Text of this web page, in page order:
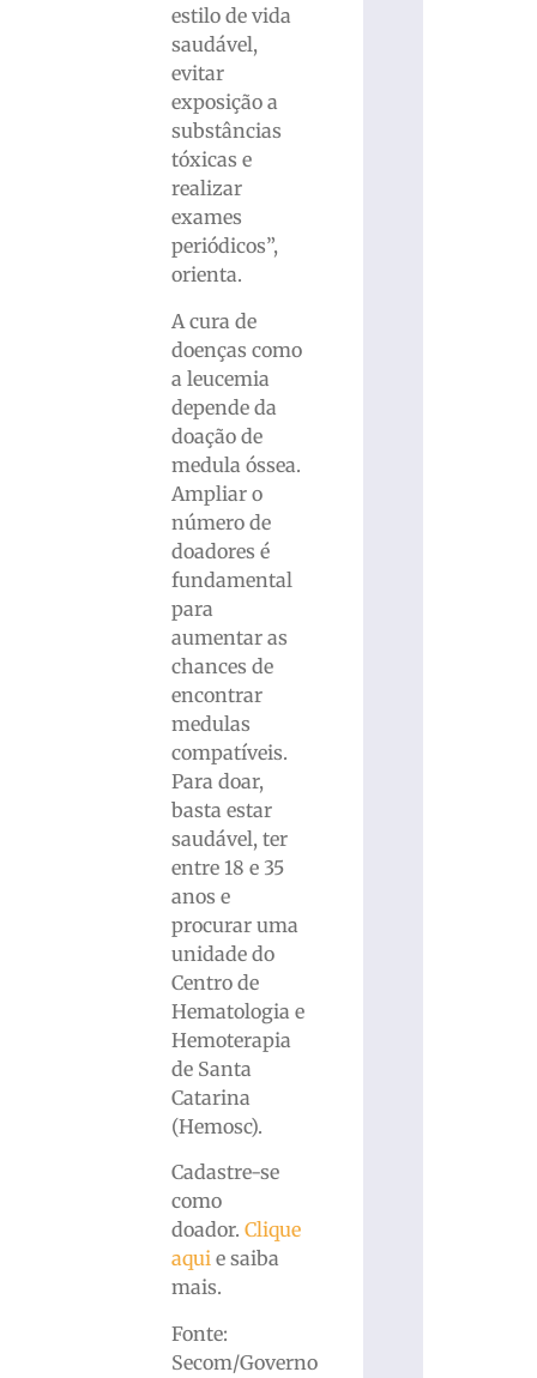
estilo de vida
saudável,
evitar
exposição a
substâncias
tóxicas e
realizar
exames
periódicos”,
orienta.
A cura de
doenças como
a leucemia
depende da
doação de
medula óssea.
Ampliar o
número de
doadores é
fundamental
para
aumentar as
chances de
encontrar
medulas
compatíveis.
Para doar,
basta estar
saudável, ter
entre 18 e 35
anos e
procurar uma
unidade do
Centro de
Hematologia e
Hemoterapia
de Santa
Catarina
(Hemosc).
Cadastre-se
como
doador. Clique
aqui e saiba
mais.
Fonte:
Secom/Governo